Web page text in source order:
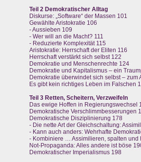
Teil 2 Demokratischer Alltag
Diskurse: „Software“ der Massen 101
Gewählte Aristokratie 106
- Aussieben 109
- Wer will an die Macht? 111
- Reduzierte Komplexität 115
Aristokratie: Herrschaft der Eliten 116
Herrschaft verstärkt sich selbst 122
Demokratie und Menschenrechte 124
Demokratie und Kapitalismus – ein
Demokratie überwindet sich selbst – zum
Es gibt kein richtiges Leben im Falschen
Teil 3 Retten, Scheitern, Verzweifeln
Das ewige Hoffen in Regierungswechsel
Demokratische Verschlimmbesserungen
Demokratische Disziplinierung 178
- Die nette Art der Gleichschaltung:
- Kann auch anders: Wehrhafte
- Kombiniere … Assimilieren, spalten und
Not-Propaganda: Alles andere ist böse
Demokratischer Imperialismus 198